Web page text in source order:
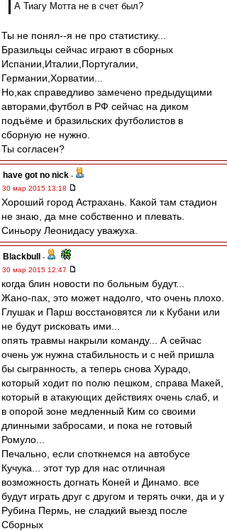
А Тиагу Мотта не в счет был?
Ты не понял--я не про статистику...
Бразильцы сейчас играют в сборных
Испании,Италии,Португалии,
Германии,Хорватии...
Но,как справедливо замечено предыдущими
авторами,футбол в РФ сейчас на диком
подъёме и бразильских футболистов в
сборную не нужно.
Ты согласен?
have got no nick -
30 мар 2015 13:18
Хороший город Астрахань. Какой там стадион
не знаю, да мне собственно и плевать.
Синьору Леонидасу уважуха.
Blackbull
-
30 мар 2015 12:47
когда блин новости по больным будут...
Жано-пах, это может надолго, что очень плохо.
Глушак и Парш восстановятся ли к Кубани или
не будут рисковать ими...
опять травмы накрыли команду... А сейчас
очень уж нужна стабильность и с ней пришла
бы сыгранность, а теперь снова Хурадо,
который ходит по полю пешком, справа Макей,
который в атакующих действиях очень слаб, и
в опорой зоне медленный Ким со своими
длинными забросами, и пока не готовый
Ромуло...
Печально, если споткнемся на автобусе
Кучука... этот тур для нас отличная
возможность догнать Коней и Динамо. все
будут играть друг с другом и терять очки, да и у
Рубина Пермь, не сладкий выезд после
Сборных